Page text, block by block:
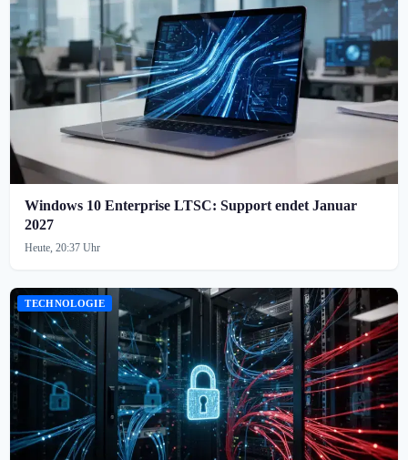
Windows 10 Enterprise LTSC: Support endet Januar
2027
Heute, 20:37 Uhr
TECHNOLOGIE